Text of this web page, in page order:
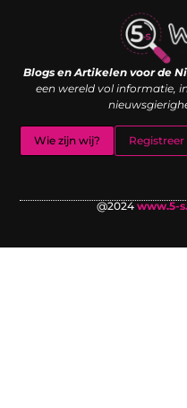
Blogs en Artikelen voor de
een wereld vol informatie,
Wie zijn wij? Registreer
@2024www.5-